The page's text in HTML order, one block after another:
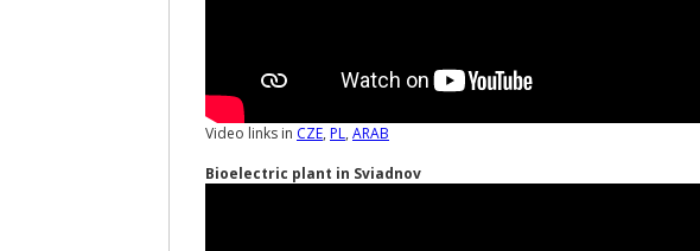
Video links in CZE, PL, ARAB
Bioelectric plant in Sviadnov